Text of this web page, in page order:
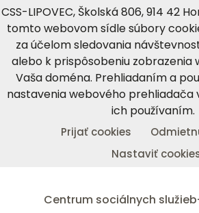
CSS-LIPOVEC, Školská 806, 914 42
tomto webovom sídle súbory
za účelom sledovania
alebo k prispôsobeniu zobrazenia
Vaša doména. Prehliadaním a
nastavenia webového prehliadača
ich používaním.
Prijať cookies
Nastaviť
Centrum sociálnych služieb-